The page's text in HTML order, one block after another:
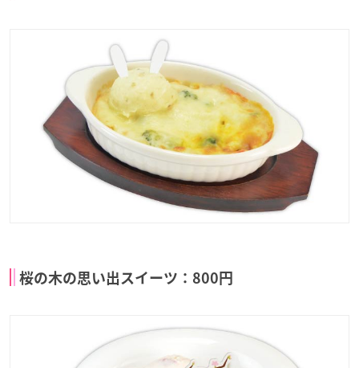
桜の木の思い出スイーツ：800円